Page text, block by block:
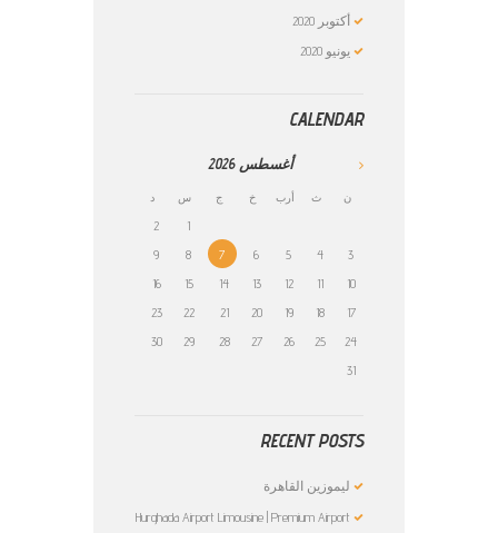
أكتوبر2020
يونيو2020
CALENDAR
أغسطس2026
ن ث أرب خ ج س د
1
2
3
4
5
6
7
8
9
10
11
12
13
14
15
16
17
18
19
20
21
22
23
24
25
26
27
28
29
30
31
RECENT POSTS
ليموزين القاهرة
Hurghada Airport Limousine | Premium Airport